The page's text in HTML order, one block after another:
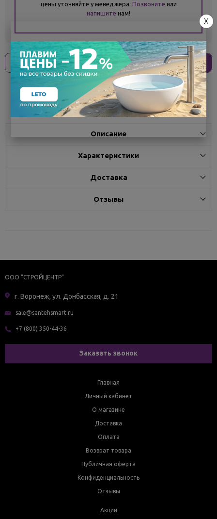
цены уточняйте у менеджера. Позвоните или
напишите нам!
Оплати без переплат 9 999 ₽x 4 платежа
Поделиться
Описание
Характеристики
Доставка
Отзывы
ООО "СТРОЙЦЕНТР"
г. Воронеж, ул. Донбасская, д. 21
sale@santehsmart.ru
+7 (800) 350-44-36
Заказать звонок
Главная
Личный кабинет
О магазине
Доставка
Оплата
Возврат товара
Публичная оферта
Конфиденциальность
Отзывы
Акции
X